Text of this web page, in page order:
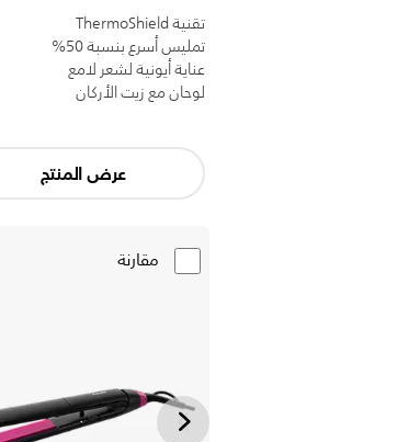
تقنية ThermoShield
تمليس أسرع بنسبة 50%
عناية أيونية لشعر لامع
لوحان مع زيت الأركان
عرض المنتج
مقارنة